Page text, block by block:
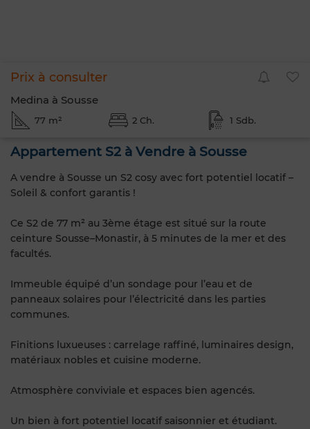
Prix à consulter
Medina à Sousse
77 m² 2 Ch. 1 Sdb.
Appartement S2 à Vendre à Sousse
A vendre à Sousse un S2 cosy avec fort potentiel locatif –
Soleil & confort garantis !
Ce S2 de 77 m² au 3ème étage est situé sur la route
ceinture Sousse–Monastir, à 5 minutes de la mer et des
facultés.
Immeuble équipé d’un sondage pour l’eau et de
panneaux solaires pour l’électricité dans les parties
communes.
Finitions luxueuses : carrelage raffiné, luminaires design,
matériaux nobles et cuisine moderne.
Atmosphère conviviale et espaces bien agencés.
Un bien à fort potentiel locatif saisonnier et étudiant.